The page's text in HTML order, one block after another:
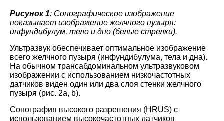
Рисунок 1: Сонографическое изображение
показывает изображение желчного пузыря:
инфундибулум, тело и дно (белые стрелки).
Ультразвук обеспечивает оптимальное изображение
всего желчного пузыря (инфундибулума, тела и дна).
На обычном трансабдоминальном ультразвуковом
изображении с использованием низкочастотных
датчиков виден один или два слоя стенки желчного
пузыря (рис. 2a, b).
Сонография высокого разрешения (HRUS) с
использованием высокочастотных датчиков